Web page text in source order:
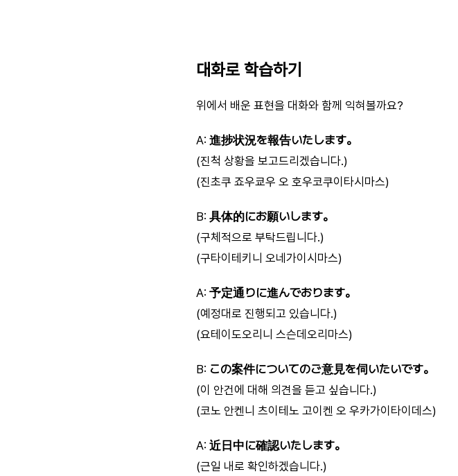
대화로 학습하기
위에서 배운 표현을 대화와 함께 익혀볼까요?
A: 進捗状況を報告いたします。
(진척 상황을 보고드리겠습니다.)
(진초쿠 죠우쿄우 오 호우코쿠이타시마스)
B: 具体的にお願いします。
(구체적으로 부탁드립니다.)
(구타이테키니 오네가이시마스)
A: 予定通りに進んでおります。
(예정대로 진행되고 있습니다.)
(요테이도오리니 스슨데오리마스)
B: この案件についてのご意見を伺いたいです。
(이 안건에 대해 의견을 듣고 싶습니다.)
(코노 안켄니 츠이테노 고이켄 오 우카가이타이데스)
A: 近日中に確認いたします。
(근일 내로 확인하겠습니다.)